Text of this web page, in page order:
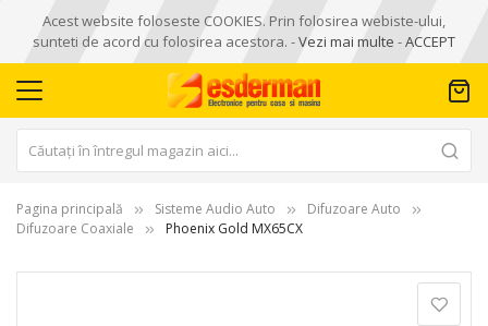
Acest website foloseste COOKIES. Prin folosirea webiste-ului,
sunteti de acord cu folosirea acestora. -Vezi mai multe -ACCEPT
Pagina principală Sisteme Audio Auto
Difuzoare Auto
Difuzoare Coaxiale
Phoenix Gold MX65CX